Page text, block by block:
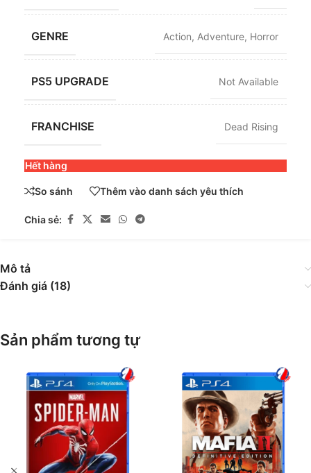
GENRE Action, Adventure, Horror
PS5 UPGRADE Not Available
FRANCHISE Dead Rising
Hết hàng
So sánh Thêm vào danh sách yêu thích
Chia sẻ:
Mô tả
Đánh giá (18)
Sản phẩm tương tự